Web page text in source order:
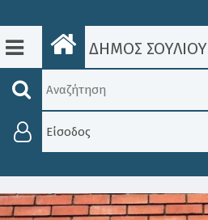
ΔΗΜΟΣ ΣΟΥΛΙΟΥ
Είσοδος